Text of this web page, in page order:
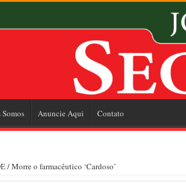
Somos Anuncie Aqui Contato
/Morre o farmacêutico ‘Cardoso’